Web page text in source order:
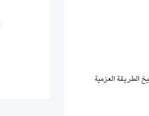
الطريقة العزمية